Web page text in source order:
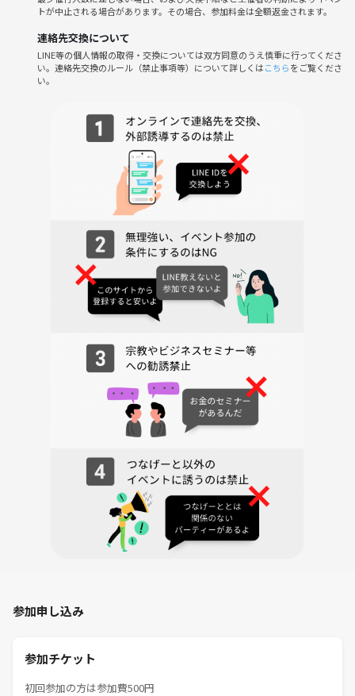
トが中止される場合があります。その場合、参加料金は全額返金されます。
連絡先交換について
LINE等の個人情報の取得・交換については双方同意のうえ慎重に行ってくださ
い。連絡先交換のルール（禁止事項等）について詳しくはこちらをご覧くださ
い。
参加申し込み
参加チケット
初回参加の方は参加費500円